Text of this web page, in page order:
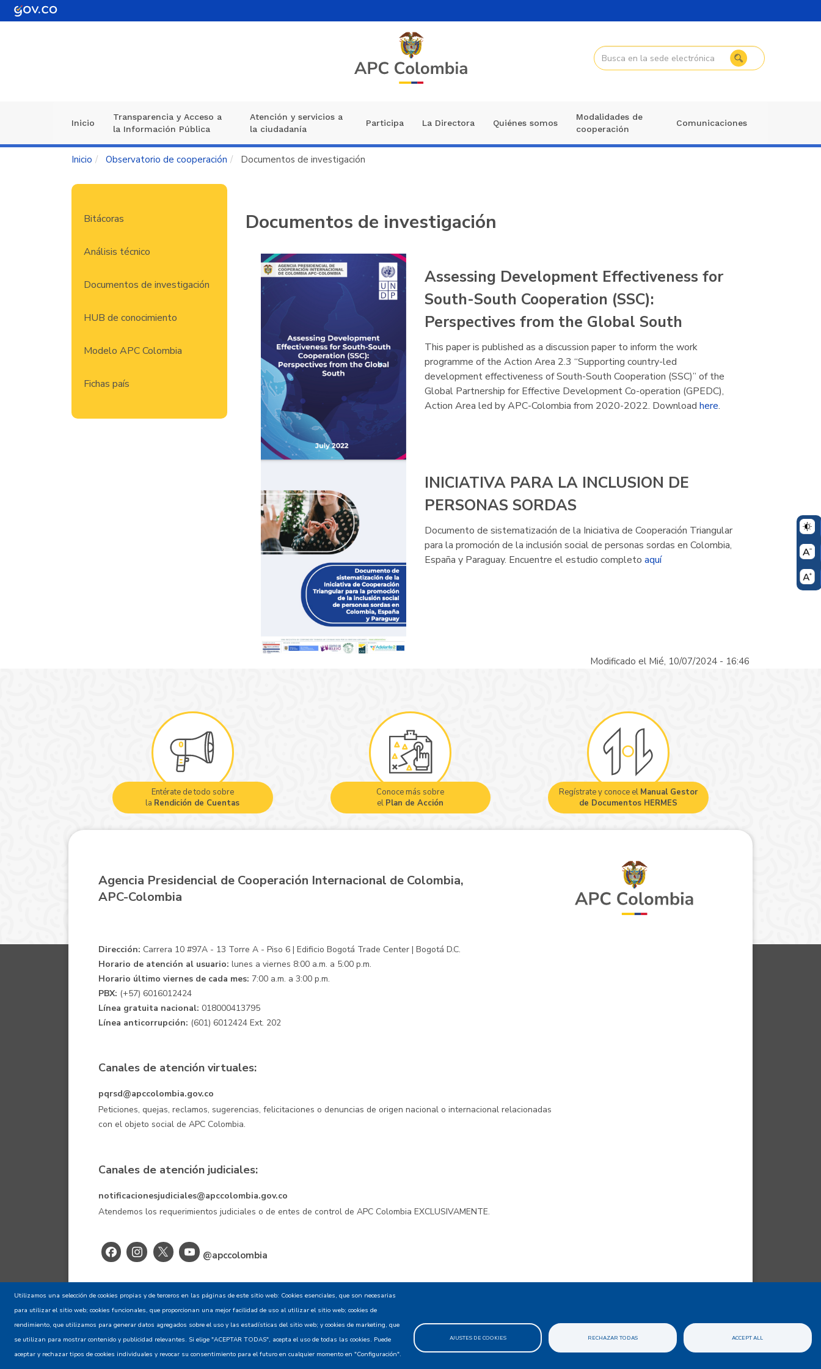
Pasar
al
Navegación
principal
Inicio
Transparencia y Acceso a
la Información Pública
Atención y servicios a
la ciudadanía
Participa La Directora Quiénes somos
Modalidades de
cooperación
Comunicaciones
Inicio Observatorio de cooperación Documentos de investigación
cooperación
Bitácoras
Análisis técnico
Documentos de investigación
HUB de conocimiento
Modelo APC Colombia
Fichas país
Documentos de investigación
Assessing Development Effectiveness for
South-South Cooperation (SSC):
Perspectives from the Global South
This paper is published as a discussion paper to inform the work
programme of the Action Area 2.3 “Supporting country-led
development effectiveness of South-South Cooperation (SSC)” of the
Global Partnership for Effective Development Co-operation (GPEDC),
Action Area led by APC-Colombia from 2020-2022. Downloadhere.
INICIATIVA PARA LA INCLUSION DE
PERSONAS SORDAS
Documento de sistematización de la Iniciativa de Cooperación Triangular
para la promoción de la inclusión social de personas sordas en Colombia,
España y Paraguay. Encuentre el estudio completoaquí
Modificado el Mié, 10/07/2024 - 16:46
Entérate de todo sobre
la Rendición de Cuentas
Conoce más sobre
el Plan de Acción
Regístrate y conoce el Manual Gestor
de Documentos HERMES
Agencia Presidencial de Cooperación Internacional de Colombia,
APC-Colombia
Dirección: Carrera 10 #97A - 13 Torre A - Piso 6 | Edificio Bogotá Trade Center | Bogotá D.C.
Horario de atención al usuario: lunes a viernes 8:00 a.m. a 5:00 p.m.
Horario último viernes de cada mes: 7:00 a.m. a 3:00 p.m.
PBX: (+57) 6016012424
Línea gratuita nacional: 018000413795
Línea anticorrupción: (601) 6012424 Ext. 202
Canales de atención virtuales:
pqrsd@apccolombia.gov.co
Peticiones, quejas, reclamos, sugerencias, felicitaciones o denuncias de origen nacional o internacional relacionadas
con el objeto social de APC Colombia.
Canales de atención judiciales:
notificacionesjudiciales@apccolombia.gov.co
Atendemos los requerimientos judiciales o de entes de control de APC Colombia EXCLUSIVAMENTE.
@apccolombia
Aviso de confidencialidad - Política de privacidad y Condiciones de uso
Utilizamos una selección de cookies propias y de terceros en las páginas de este sitio web: Cookies esenciales, que son necesarias
para utilizar el sitio web; cookies funcionales, que proporcionan una mejor facilidad de uso al utilizar el sitio web; cookies de
rendimiento, que utilizamos para generar datos agregados sobre el uso y las estadísticas del sitio web; y cookies de marketing, que
se utilizan para mostrar contenido y publicidad relevantes. Si elige "ACEPTAR TODAS", acepta el uso de todas las cookies. Puede
aceptar y rechazar tipos de cookies individuales y revocar su consentimiento para el futuro en cualquier momento en "Configuración".
AJUSTES DE COOKIES RECHAZAR TODAS ACCEPT ALL